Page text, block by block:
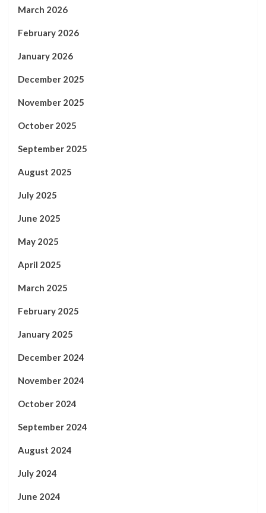
March 2026
February 2026
January 2026
December 2025
November 2025
October 2025
September 2025
August 2025
July 2025
June 2025
May 2025
April 2025
March 2025
February 2025
January 2025
December 2024
November 2024
October 2024
September 2024
August 2024
July 2024
June 2024